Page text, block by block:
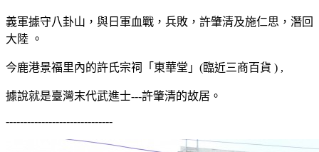
義軍據守八卦山，與日軍血戰，兵敗，許肇清及施仁思，潛回
大陸 。
今鹿港景福里內的許氏宗祠「東華堂」(臨近三商百貨 ) ,
據說就是臺灣末代武進士---許肇清的故居。
------------------------------